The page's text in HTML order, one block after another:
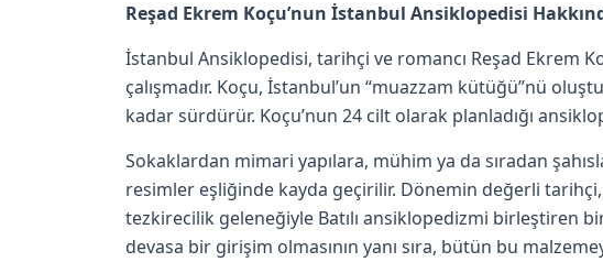
Reşad Ekrem Koçu’nun İstanbul Ansiklopedisi
İstanbul Ansiklopedisi, tarihçi ve romancı Reşad Ekrem
çalışmadır. Koçu, İstanbul’un “muazzam kütüğü”nü
kadar sürdürür. Koçu’nun 24 cilt olarak planladığı
Sokaklardan mimari yapılara, mühim ya da sıradan
resimler eşliğinde kayda geçirilir. Dönemin değerli
tezkirecilik geleneğiyle Batılı ansiklopedizmi birleştiren
devasa bir girişim olmasının yanı sıra, bütün bu